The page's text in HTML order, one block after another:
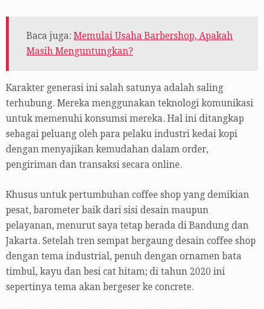
Baca juga: Memulai Usaha Barbershop, Apakah
Masih Menguntungkan?
Karakter generasi ini salah satunya adalah saling
terhubung. Mereka menggunakan teknologi komunikasi
untuk memenuhi konsumsi mereka. Hal ini ditangkap
sebagai peluang oleh para pelaku industri kedai kopi
dengan menyajikan kemudahan dalam order,
pengiriman dan transaksi secara online.
Khusus untuk pertumbuhan coffee shop yang demikian
pesat, barometer baik dari sisi desain maupun
pelayanan, menurut saya tetap berada di Bandung dan
Jakarta. Setelah tren sempat bergaung desain coffee shop
dengan tema industrial, penuh dengan ornamen bata
timbul, kayu dan besi cat hitam; di tahun 2020 ini
sepertinya tema akan bergeser ke concrete.